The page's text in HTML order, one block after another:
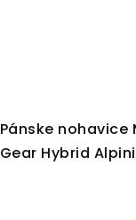
Pánske nohavice
Gear Hybrid